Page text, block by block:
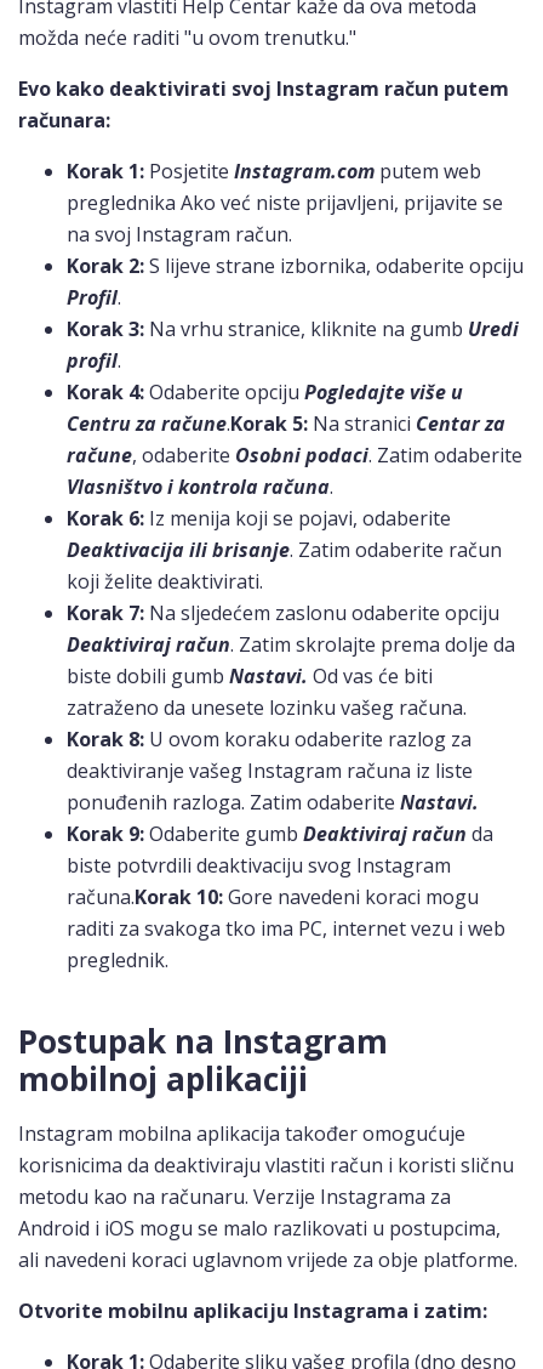
Instagram vlastiti Help Centar kaže da ova metoda
možda neće raditi "u ovom trenutku."
Evo kako deaktivirati svoj Instagram račun putem
računara:
Korak 1: Posjetite Instagram.com putem web
preglednika Ako već niste prijavljeni, prijavite se
na svoj Instagram račun.
Korak 2:S lijeve strane izbornika, odaberite opciju
Profil.
Korak 3: Na vrhu stranice, kliknite na gumb Uredi
profil.
Korak 4:Odaberite opciju Pogledajte više u
Centru za račune.Korak 5: Na stranici Centar za
račune, odaberite Osobni podaci. Zatim odaberite
Vlasništvo i kontrola računa.
Korak 6: Iz menija koji se pojavi, odaberite
Deaktivacija ili brisanje. Zatim odaberite račun
koji želite deaktivirati.
Korak 7: Na sljedećem zaslonu odaberite opciju
Deaktiviraj račun. Zatim skrolajte prema dolje da
biste dobili gumb Nastavi. Od vas će biti
zatraženo da unesete lozinku vašeg računa.
Korak 8: U ovom koraku odaberite razlog za
deaktiviranje vašeg Instagram računa iz liste
ponuđenih razloga. Zatim odaberite Nastavi.
Korak 9:Odaberite gumb Deaktiviraj račun da
biste potvrdili deaktivaciju svog Instagram
računa.Korak 10:Gore navedeni koraci mogu
raditi za svakoga tko ima PC, internet vezu i web
preglednik.
Postupak na Instagram
mobilnoj aplikaciji
Instagram mobilna aplikacija također omogućuje
korisnicima da deaktiviraju vlastiti račun i koristi sličnu
metodu kao na računaru. Verzije Instagrama za
Android i iOS mogu se malo razlikovati u postupcima,
ali navedeni koraci uglavnom vrijede za obje platforme.
Otvorite mobilnu aplikaciju Instagrama i zatim:
Korak 1:Odaberite sliku vašeg profila (dno desno